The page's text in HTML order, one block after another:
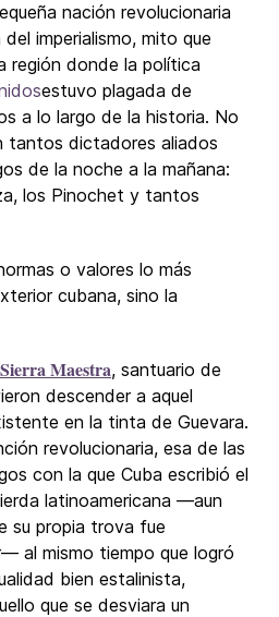
nación revolucionaria
imperialismo, mito que
región donde la política
estuvo plagada de
a lo largo de la historia. No
tantos dictadores aliados
de la noche a la mañana:
los Pinochet y tantos
o valores lo más
cubana, sino la
Sierra Maestra, santuario de
descender a aquel
en la tinta de Guevara.
revolucionaria, esa de las
con la que Cuba escribió el
latinoamericana —aun
su propia trova fue
al mismo tiempo que logró
bien estalinista,
que se desviara un